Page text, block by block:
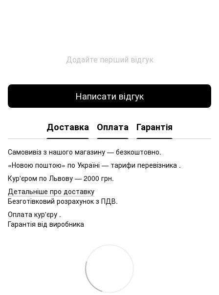
Додайте перший відгук
Написати відгук
Доставка Оплата Гарантія
Самовивіз з нашого магазину — безкоштовно.
«Новою поштою» по Україні — тарифи перевізника .
Кур'єром по Львову — 2000 грн.
Детальніше про доставку
Безготівковий розрахунок з ПДВ.
Оплата кур'єру .
Гарантія від виробника